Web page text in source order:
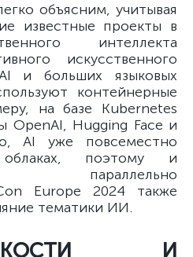
объясним, учитывая
известные проекты в
интеллекта
искусственного
и больших языковых
контейнерные
на базе Kubernetes
OpenAI, Hugging Face и
AI уже повсеместно
поэтому и
параллельно
Europe 2024 также
тематики ИИ.
И